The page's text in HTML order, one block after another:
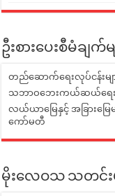
ဦးစားပေးစီမံချက်မ
တည်ဆောက်ရေးလုပ်ငန်းမျ
သဘာဝဘေးကယ်ဆယ်ရေးလု
လယ်ယာမြေနှင့် အခြားမြေ
ကော်မတီ
မိုးလေဝသ သတင်းမ